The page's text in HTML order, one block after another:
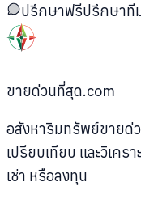
ปรึกษาฟรีปรึกษาที
ขายด่วนที่สุด.com
อสังหาริมทรัพย์ขายด่
เปรียบเทียบ และวิเค
เช่า หรือลงทุน